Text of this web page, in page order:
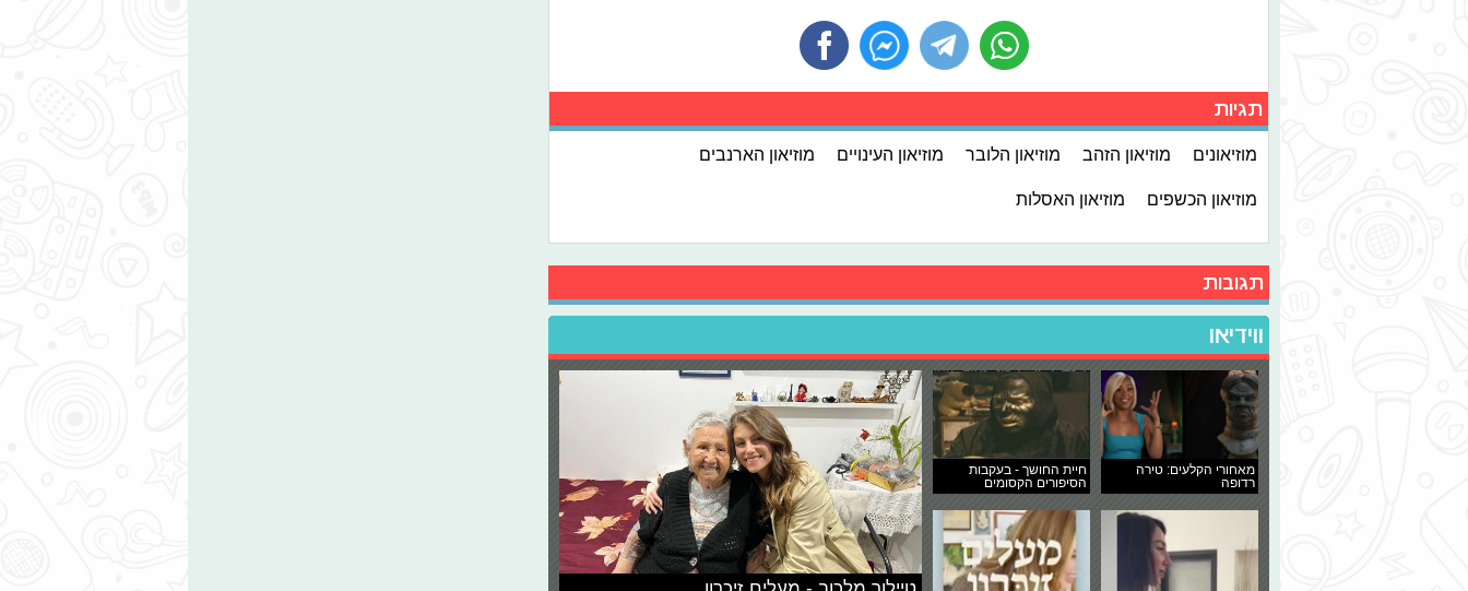
תגיות
מוזיאונים מוזיאון הזהב מוזיאון הלובר מוזיאון העינויים מוזיאון הארנבים
מוזיאון הכשפים מוזיאון האסלות
תגובות
ווידיאו
מאחורי הקלעים: טירה
רדופה
חיית החושך - בעקבות
הסיפורים הקסומים